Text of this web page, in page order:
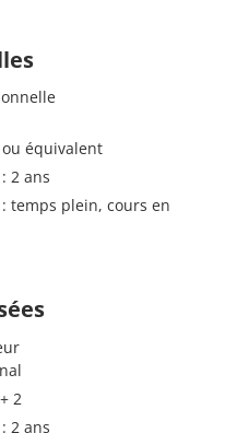
ou équivalent
2 ans
temps plein, cours en
2
2 ans